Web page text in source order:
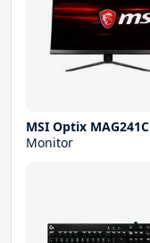
MSI Optix MAG241C
Monitor